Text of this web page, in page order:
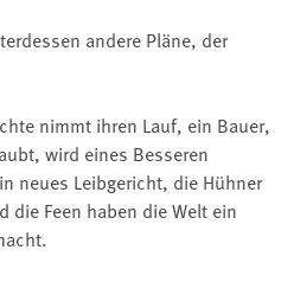
andere Pläne, der
nimmt ihren Lauf, ein Bauer,
wird eines Besseren
neues Leibgericht, die Hühner
Feen haben die Welt ein